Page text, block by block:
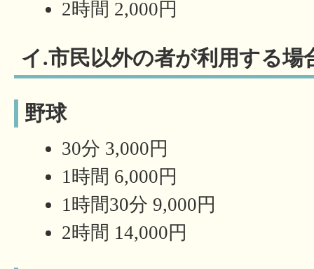
2時間 2,000円
イ.市民以外の者が利用する場
野球
30分 3,000円
1時間 6,000円
1時間30分 9,000円
2時間 14,000円